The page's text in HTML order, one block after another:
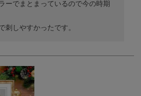
ーでまとまっているので今の時期
刺しやすかったです。